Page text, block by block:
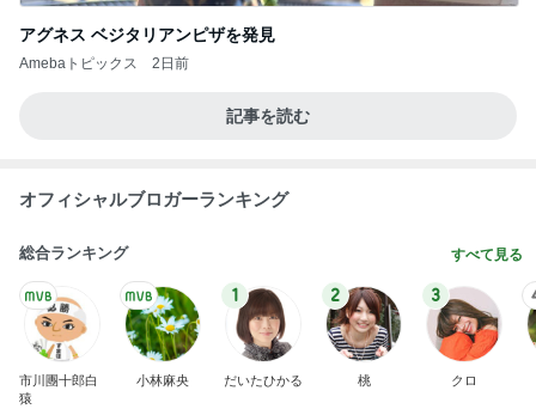
アグネス ベジタリアンピザを発見
Amebaトピックス 2日前
記事を読む
オフィシャルブロガーランキング
総合ランキング すべて見る
市川團十郎白
猿
小林麻央
1
だいたひかる
2
桃
3
クロ